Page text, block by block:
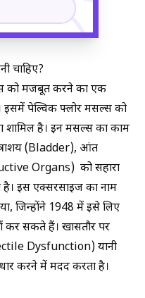
चाहिए?
को मजबूत करने का एक
इसमें पेल्विक फ्लोर मसल्स को
शामिल है। इन मसल्स का काम
(Bladder), आंत
Organs) को सहारा
इस एक्सरसाइज का नाम
जिन्होंने 1948 में इसे लिए
कर सकते हैं। खासतौर पर
Dysfunction) यानी
करने में मदद करता है।